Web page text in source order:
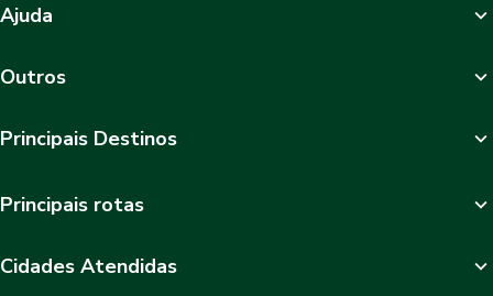
Ajuda
Outros
Principais Destinos
Principais rotas
Cidades Atendidas